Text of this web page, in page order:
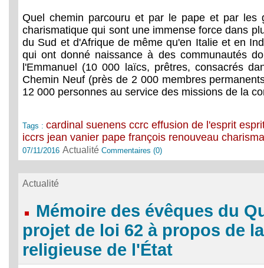
Quel chemin parcouru et par le pape et par les
charismatique qui sont une immense force dans
du Sud et d'Afrique de même qu'en Italie et en
qui ont donné naissance à des communautés
l'Emmanuel (10 000 laïcs, prêtres, consacrés
Chemin Neuf (près de 2 000 membres
12 000 personnes au service des missions de la
Tags :cardinal suenens ccrc effusion de l'esprit
iccrs jean vanier pape françois renouveau
07/11/2016 ActualitéCommentaires (0)
Actualité
Mémoire des évêques du
projet de loi 62 à propos de
religieuse de l'État